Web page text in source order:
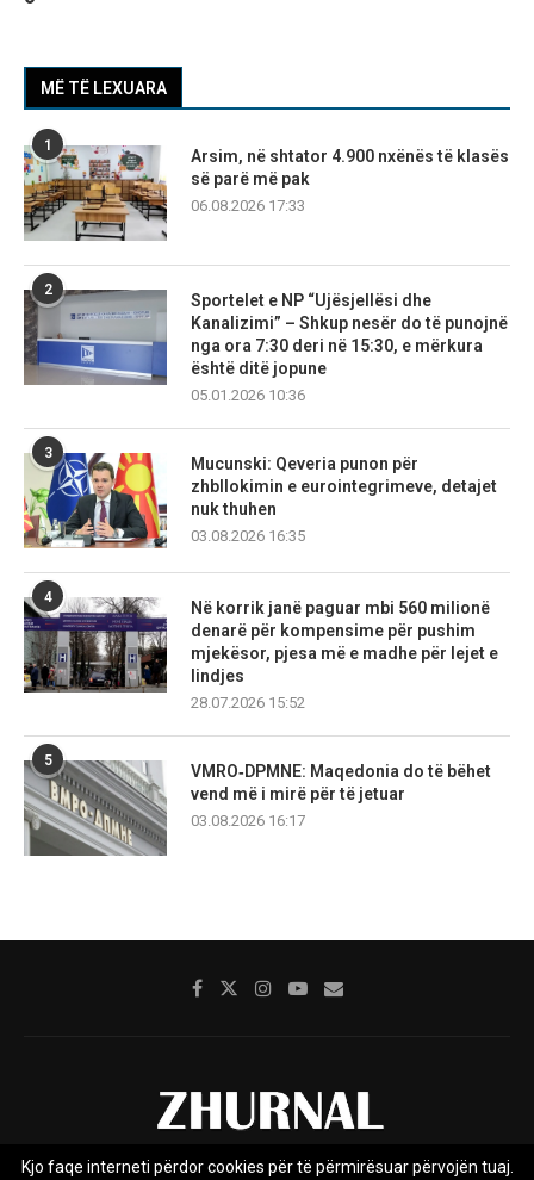
MË TË LEXUARA
1
Arsim, në shtator 4.900 nxënës të klasës
së parë më pak
06.08.2026 17:33
2
Sportelet e NP “Ujësjellësi dhe
Kanalizimi” – Shkup nesër do të punojnë
nga ora 7:30 deri në 15:30, e mërkura
është ditë jopune
05.01.2026 10:36
3
Mucunski: Qeveria punon për
zhbllokimin e eurointegrimeve, detajet
nuk thuhen
03.08.2026 16:35
4
Në korrik janë paguar mbi 560 milionë
denarë për kompensime për pushim
mjekësor, pjesa më e madhe për lejet e
lindjes
28.07.2026 15:52
5
VMRO‑DPMNE: Maqedonia do të bëhet
vend më i mirë për të jetuar
03.08.2026 16:17
Kjo faqe interneti përdor cookies për të përmirësuar përvojën tuaj.